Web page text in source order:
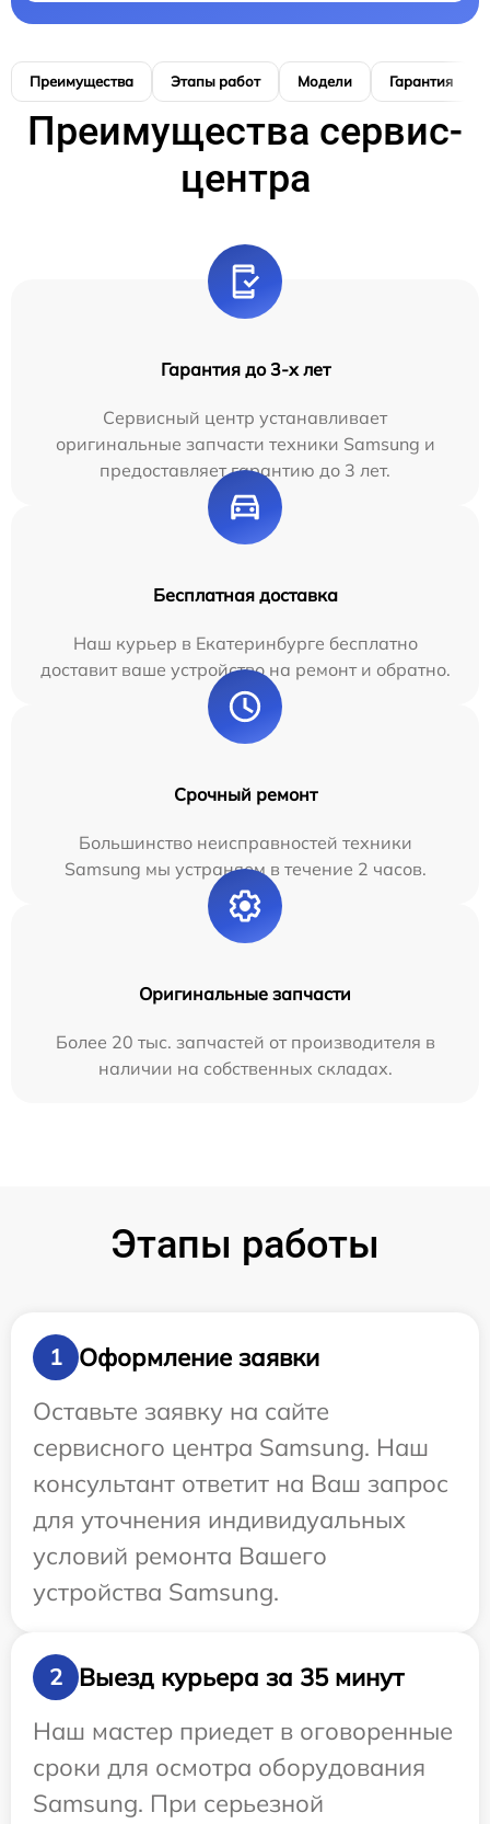
Преимущества Этапы работ Модели Гарантия
Преимущества сервис-
центра
Гарантия до 3-х лет
Сервисный центр устанавливает
оригинальные запчасти техники Samsung и
предоставляет гарантию до 3 лет.
Бесплатная доставка
Наш курьер в Екатеринбурге бесплатно
доставит ваше устройство на ремонт и обратно.
Срочный ремонт
Большинство неисправностей техники
Samsung мы устраняем в течение 2 часов.
Оригинальные запчасти
Более 20 тыс. запчастей от производителя в
наличии на собственных складах.
Этапы работы
1
Оформление заявки
Оставьте заявку на сайте
сервисного центра Samsung. Наш
консультант ответит на Ваш запрос
для уточнения индивидуальных
условий ремонта Вашего
устройства Samsung.
2
Выезд курьера за 35 минут
Наш мастер приедет в оговоренные
сроки для осмотра оборудования
Samsung. При серьезной